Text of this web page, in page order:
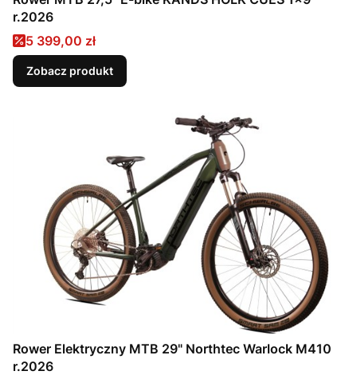
r.2026
Cena promocyjna
5 399,00 zł
Zobacz produkt
Rower Elektryczny MTB 29" Northtec Warlock M410
r.2026